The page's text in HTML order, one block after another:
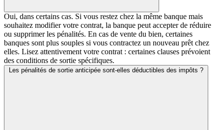
Oui, dans certains cas. Si vous restez chez la même banque mais
souhaitez modifier votre contrat, la banque peut accepter de réduire
ou supprimer les pénalités. En cas de vente du bien, certaines
banques sont plus souples si vous contractez un nouveau prêt chez
elles. Lisez attentivement votre contrat : certaines clauses prévoient
des conditions de sortie spécifiques.
Les pénalités de sortie anticipée sont-elles déductibles des impôts ?